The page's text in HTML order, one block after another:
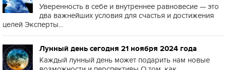
Уверенность в себе и внутреннее равновесие — это
два важнейших условия для счастья и достижения
целей Эксперты...
Лунный день сегодня 21 ноября 2024 года
Каждый лунный день может подарить нам новые